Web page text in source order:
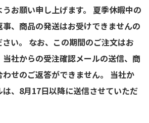
お願い申し上げます。 夏季休暇中の
、商品の発送はお受けできませんの
い。 なお、この期間のご注文はお
社からの受注確認メールの送信、商
せのご返答ができません。 当社か
は、8月17日以降に送信させていただ